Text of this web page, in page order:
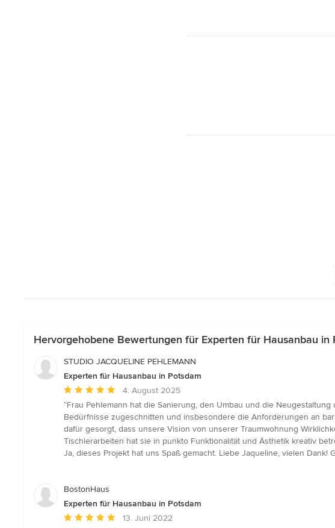
Hervorgehobene Bewertungen für Experten für Hausanbau in
STUDIO JACQUELINE PEHLEMANN
Experten für Hausanbau in Potsdam
Durchschnittliche
Bewertung:
5
von
5
Sternen
4. August 2025
“Frau Pehlemann hat die Sanierung, den Umbau und die
Bedürfnisse zugeschnitten und insbesondere die Anforderungen an
dafür gesorgt, dass unsere Vision von unserer Traumwohnung
Tischlerarbeiten hat sie in punkto Funktionalität und Ästhetik kreativ
Ja, dieses Projekt hat uns Spaß gemacht. Liebe Jaqueline, vielen Dank!
BostonHaus
Experten für Hausanbau in Potsdam
Durchschnittliche13. Juni 2022